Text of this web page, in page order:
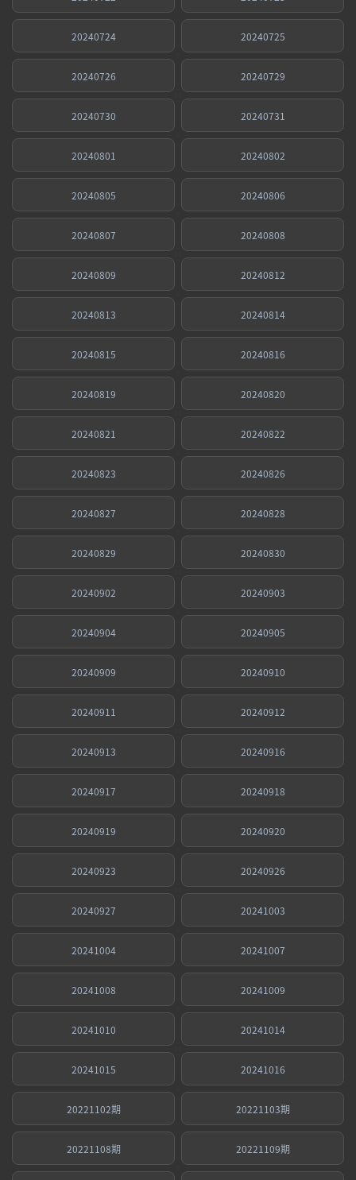
20240724 20240725
20240726 20240729
20240730 20240731
20240801 20240802
20240805 20240806
20240807 20240808
20240809 20240812
20240813 20240814
20240815 20240816
20240819 20240820
20240821 20240822
20240823 20240826
20240827 20240828
20240829 20240830
20240902 20240903
20240904 20240905
20240909 20240910
20240911 20240912
20240913 20240916
20240917 20240918
20240919 20240920
20240923 20240926
20240927 20241003
20241004 20241007
20241008 20241009
20241010 20241014
20241015 20241016
20221102期 20221103期
20221108期 20221109期